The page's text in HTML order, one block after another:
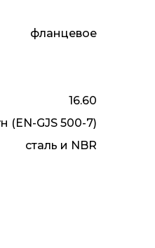
фланцевое
16.60
(EN-GJS 500-7)
сталь и NBR